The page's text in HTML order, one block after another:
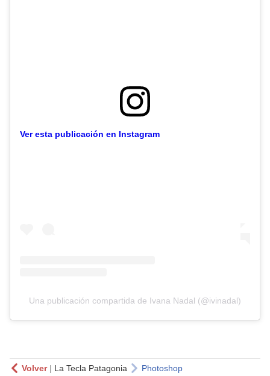
Ver esta publicación en Instagram
Una publicación compartida de Ivana Nadal (@ivinadal)
Volver| La Tecla Patagonia Photoshop